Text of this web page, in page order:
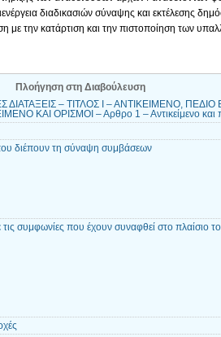
διαδικασιών σύναψης και εκτέλεσης
με την κατάρτιση και την πιστοποίηση των
Πλοήγηση στη Διαβούλευση
– ΤΙΤΛΟΣ Ι – ΑΝΤΙΚΕΙΜΕΝΟ,
ΚΑΙ ΟΡΙΣΜΟΙ – Αρθρο 1 – Αντικείμενο και
διέπουν τη σύναψη συμβάσεων
συμφωνίες που έχουν συναφθεί στο πλαίσιο